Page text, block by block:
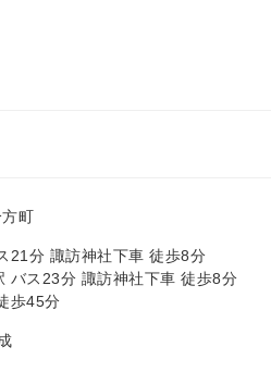
町
21分 諏訪神社下車 徒歩8分
バス23分 諏訪神社下車 徒歩8分
歩45分